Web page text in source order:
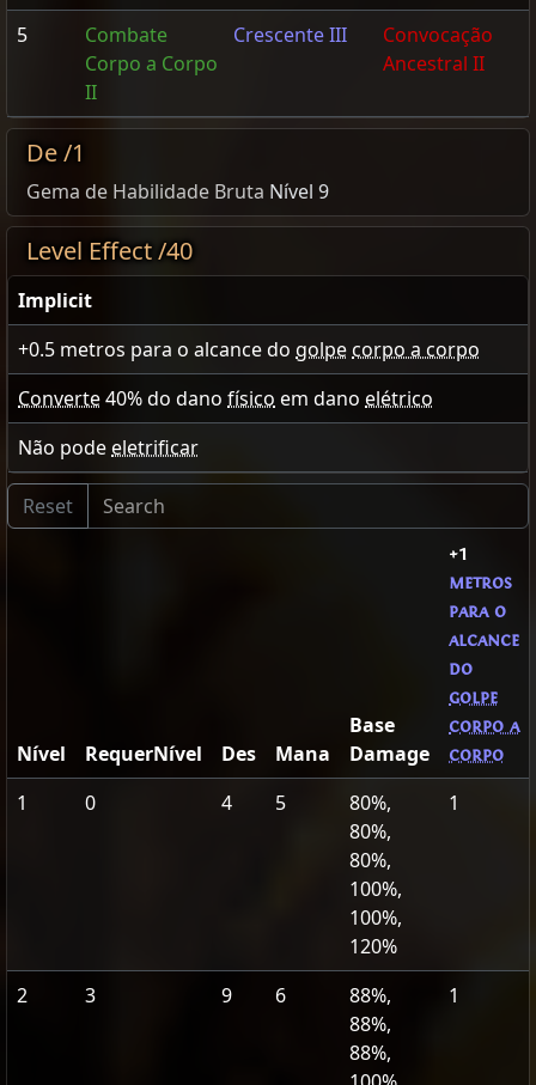
5
Combate
Corpo a Corpo
II
Crescente III
Convocação
Ancestral II
De /1
Gema de Habilidade Bruta Nível 9
Level Effect /40
Implicit
+0.5 metros para o alcance do golpe corpo a corpo
Converte40% do dano físico em dano elétrico
Não podeeletrificar
Nível RequerNível Des Mana
Base
Damage
+1
metros
para o
alcance
do
golpe
corpo a
corpo
1 0 4 5
80%,
80%,
80%,
100%,
100%,
120%
1
2 3 9 6
88%,
88%,
88%,
1